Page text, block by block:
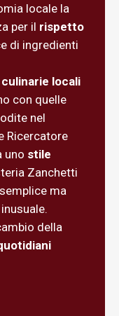
locale la
per il rispetto
di ingredienti
locali
con quelle
nel
Ricercatore
uno stile
Zanchetti
ma
della